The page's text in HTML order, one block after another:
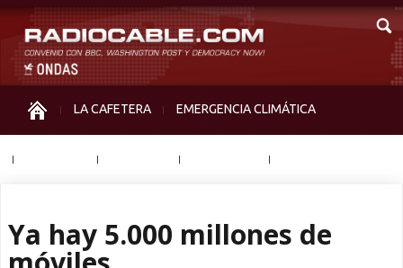
LA CAFETERA EMERGENCIA CLIMÁTICA
Ya hay 5.000 millones de